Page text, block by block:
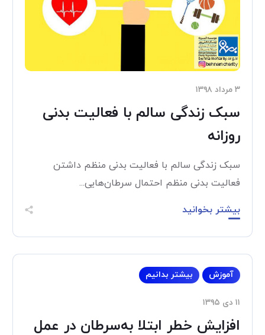
۳ مرداد ۱۳۹۸
سبک زندگی سالم با فعالیت بدنی
روزانه
سبک زندگی سالم با فعالیت بدنی منظم داشتن
فعالیت بدنی منظم احتمال سرطان‌هایی...
بیشتر بخوانید
آموزش بیشتر بدانیم
۱۱ دی ۱۳۹۵
افزایش خطر ابتلا به‌سرطان در عمل